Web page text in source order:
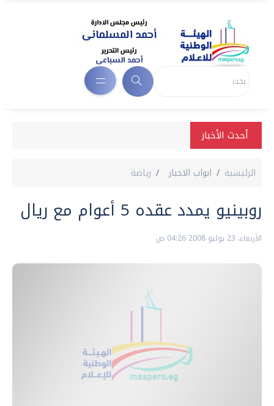
أحدث الأخبار
الرئيسية ابواب الاخبار رياضة
روبينيو يمدد عقده 5 أعوام مع ريال
الأربعاء، 23 يوليو 2008 04:26 ص